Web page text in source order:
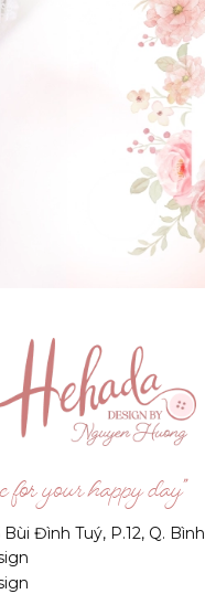
GẬT ĐẦU NHÉ NÀNG !
đây để He và Nàng có 1
your happy day”
Đình Tuý, P.12, Q.